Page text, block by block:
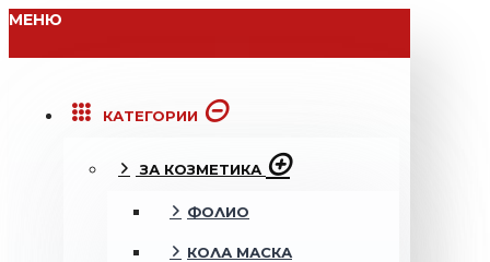
МЕНЮ
КАТЕГОРИИ
ЗА КОЗМЕТИКА
ФОЛИО
КОЛА МАСКА